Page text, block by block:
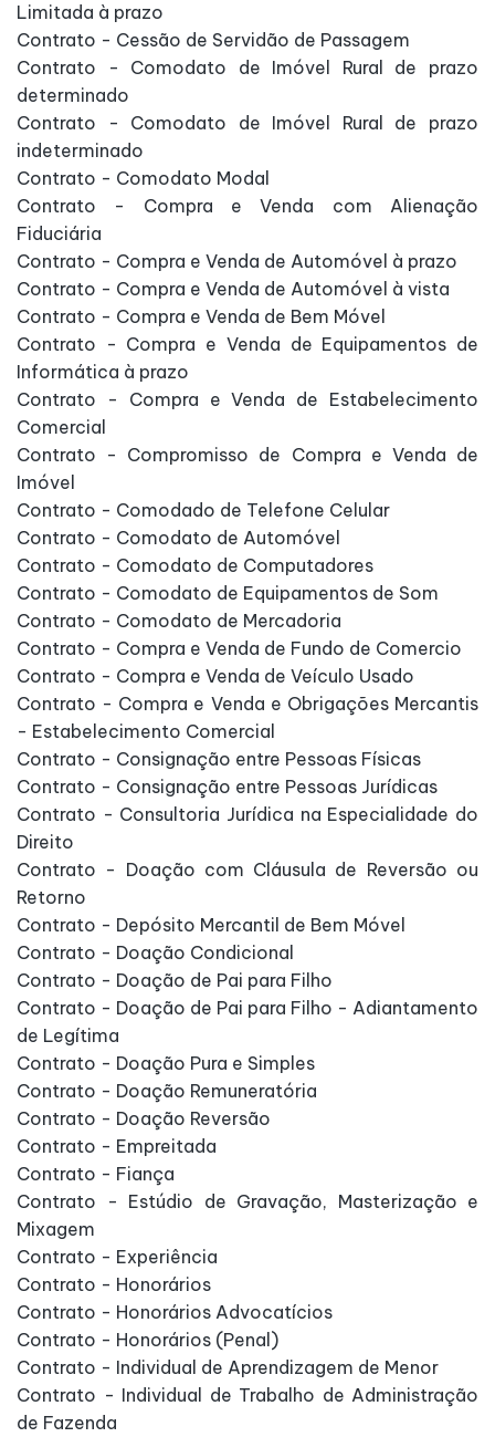
Limitada à prazo
Contrato - Cessão de Servidão de Passagem
Contrato - Comodato de Imóvel Rural de prazo
determinado
Contrato - Comodato de Imóvel Rural de prazo
indeterminado
Contrato - Comodato Modal
Contrato - Compra e Venda com Alienação
Fiduciária
Contrato - Compra e Venda de Automóvel à prazo
Contrato - Compra e Venda de Automóvel à vista
Contrato - Compra e Venda de Bem Móvel
Contrato - Compra e Venda de Equipamentos de
Informática à prazo
Contrato - Compra e Venda de Estabelecimento
Comercial
Contrato - Compromisso de Compra e Venda de
Imóvel
Contrato - Comodado de Telefone Celular
Contrato - Comodato de Automóvel
Contrato - Comodato de Computadores
Contrato - Comodato de Equipamentos de Som
Contrato - Comodato de Mercadoria
Contrato - Compra e Venda de Fundo de Comercio
Contrato - Compra e Venda de Veículo Usado
Contrato - Compra e Venda e Obrigações Mercantis
- Estabelecimento Comercial
Contrato - Consignação entre Pessoas Físicas
Contrato - Consignação entre Pessoas Jurídicas
Contrato - Consultoria Jurídica na Especialidade do
Direito
Contrato - Doação com Cláusula de Reversão ou
Retorno
Contrato - Depósito Mercantil de Bem Móvel
Contrato - Doação Condicional
Contrato - Doação de Pai para Filho
Contrato - Doação de Pai para Filho - Adiantamento
de Legítima
Contrato - Doação Pura e Simples
Contrato - Doação Remuneratória
Contrato - Doação Reversão
Contrato - Empreitada
Contrato - Fiança
Contrato - Estúdio de Gravação, Masterização e
Mixagem
Contrato - Experiência
Contrato - Honorários
Contrato - Honorários Advocatícios
Contrato - Honorários (Penal)
Contrato - Individual de Aprendizagem de Menor
Contrato - Individual de Trabalho de Administração
de Fazenda